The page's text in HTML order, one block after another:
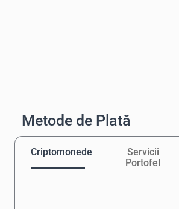
Metode de Plată
Criptomonede
Servicii
Portofel